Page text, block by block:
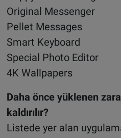
Original Messenger
Pellet Messages
Smart Keyboard
Special Photo Editor
4K Wallpapers
Daha önce yüklenen
kaldırılır?
Listede yer alan